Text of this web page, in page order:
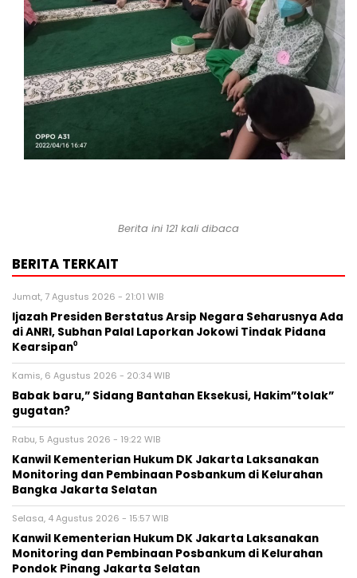
Berita ini 121 kali dibaca
BERITA TERKAIT
Jumat, 7 Agustus 2026 - 21:01 WIB
Ijazah Presiden Berstatus Arsip Negara Seharusnya Ada
di ANRI, Subhan Palal Laporkan Jokowi Tindak Pidana
Kearsipan⁰
Kamis, 6 Agustus 2026 - 20:34 WIB
Babak baru,” Sidang Bantahan Eksekusi, Hakim”tolak”
gugatan?
Rabu, 5 Agustus 2026 - 19:22 WIB
Kanwil Kementerian Hukum DK Jakarta Laksanakan
Monitoring dan Pembinaan Posbankum di Kelurahan
Bangka Jakarta Selatan
Selasa, 4 Agustus 2026 - 15:57 WIB
Kanwil Kementerian Hukum DK Jakarta Laksanakan
Monitoring dan Pembinaan Posbankum di Kelurahan
Pondok Pinang Jakarta Selatan